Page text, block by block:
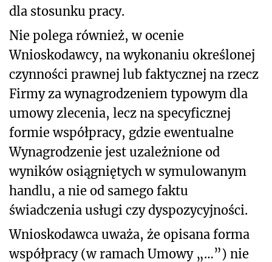
dla stosunku pracy.
Nie polega również, w ocenie
Wnioskodawcy, na wykonaniu określonej
czynności prawnej lub faktycznej na rzecz
Firmy za wynagrodzeniem typowym dla
umowy zlecenia, lecz na specyficznej
formie współpracy, gdzie ewentualne
Wynagrodzenie jest uzależnione od
wyników osiągniętych w symulowanym
handlu, a nie od samego faktu
świadczenia usługi czy dyspozycyjności.
Wnioskodawca uważa, że opisana forma
współpracy (w ramach Umowy „…”) nie